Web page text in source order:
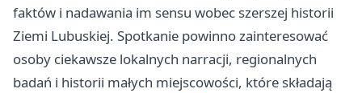
faktów i nadawania im sensu wobec szerszej historii
Ziemi Lubuskiej. Spotkanie powinno zainteresować
osoby ciekawsze lokalnych narracji, regionalnych
badań i historii małych miejscowości, które składają